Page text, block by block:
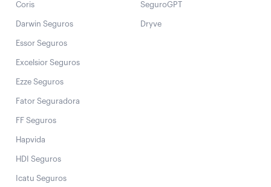
Coris
Darwin Seguros
Essor Seguros
Excelsior Seguros
Ezze Seguros
Fator Seguradora
FF Seguros
Hapvida
HDI Seguros
Icatu Seguros
SeguroGPT
Dryve